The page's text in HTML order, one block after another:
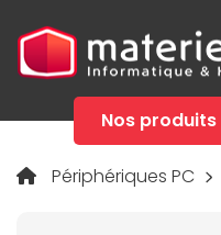
Nos produits
Périphériques PC